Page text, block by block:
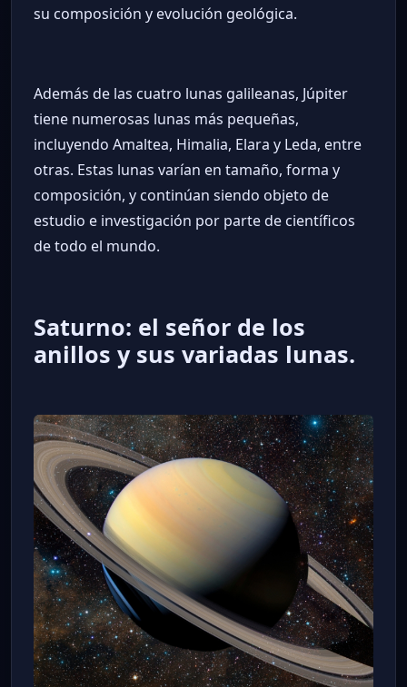
su composición y evolución geológica.
Además de las cuatro lunas galileanas, Júpiter
tiene numerosas lunas más pequeñas,
incluyendo Amaltea, Himalia, Elara y Leda, entre
otras. Estas lunas varían en tamaño, forma y
composición, y continúan siendo objeto de
estudio e investigación por parte de científicos
de todo el mundo.
Saturno: el señor de los
anillos y sus variadas lunas.